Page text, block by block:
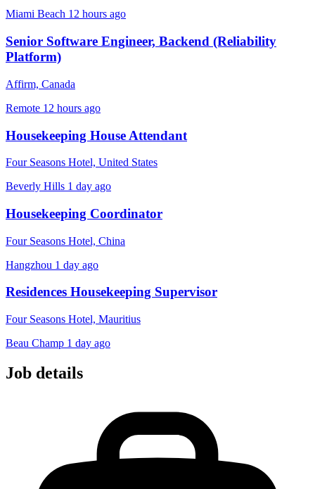
Miami Beach 12 hours ago
Senior Software Engineer, Backend (Reliability
Platform)
Affirm, Canada
Remote 12 hours ago
Housekeeping House Attendant
Four Seasons Hotel, United States
Beverly Hills 1 day ago
Housekeeping Coordinator
Four Seasons Hotel, China
Hangzhou 1 day ago
Residences Housekeeping Supervisor
Four Seasons Hotel, Mauritius
Beau Champ 1 day ago
Job details